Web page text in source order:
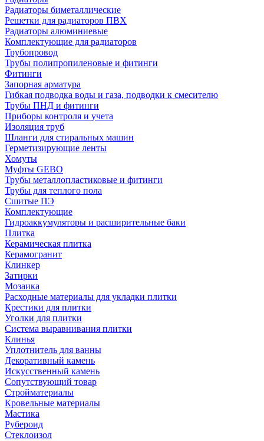
Радиаторы биметаллические
Решетки для радиаторов ПВХ
Радиаторы алюминиевые
Комплектующие для радиаторов
Трубопровод
Трубы полипропиленовые и фитинги
Фитинги
Запорная арматура
Гибкая подводка воды и газа, подводки к смесителю
Трубы ПНД и фитинги
Приборы контроля и учета
Изоляция труб
Шланги для стиральных машин
Герметизирующие ленты
Хомуты
Муфты GEBO
Трубы металлопластиковые и фитинги
Трубы для теплого пола
Сшитые ПЭ
Комплектующие
Гидроаккумуляторы и расширительные баки
Плитка
Керамическая плитка
Керамогранит
Клинкер
Затирки
Мозаика
Расходные материалы для укладки плитки
Крестики для плитки
Уголки для плитки
Система выравнивания плитки
Клинья
Уплотнитель для ванны
Декоративный камень
Искусственный камень
Сопутствующий товар
Стройматериалы
Кровельные материалы
Мастика
Рубероид
Стеклоизол